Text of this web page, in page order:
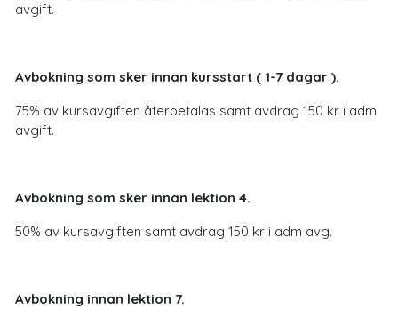
avgift.
Avbokning som sker innan kursstart ( 1-7 dagar ).
75% av kursavgiften återbetalas samt avdrag 150 kr i adm
avgift.
Avbokning som sker innan lektion 4.
50% av kursavgiften samt avdrag 150 kr i adm avg.
Avbokning innan lektion 7.